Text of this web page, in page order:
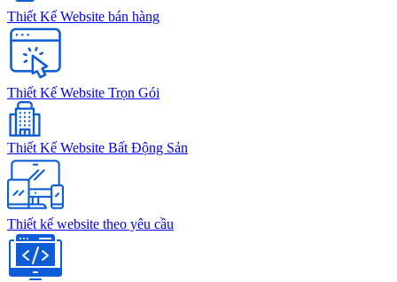
Thiết Kế Website bán hàng
Thiết Kế Website Trọn Gói
Thiết Kế Website Bất Động Sản
Thiết kế website theo yêu cầu